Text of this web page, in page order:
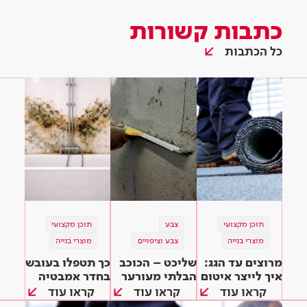
כתבות קשורות
כל הכתבות
תוכן מקצועי
מוצרי בנייה
מרוצים עד הגג:
איך לייצר איטום
מיטבי?
קראו עוד
צבע
צבע וציפויים
שליכט – הכוכב
הבלתי מעורער
של ציפויי החוץ
קראו עוד
תוכן מקצועי
מוצרי בנייה
כך תטפלו בעובש
בחדר אמבטיה
ובחלל הבית
קראו עוד